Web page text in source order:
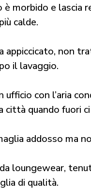
morbido e lascia
calde.
appiccicato, non
il lavaggio.
ufficio con l’aria
città quando fuori
addosso ma
loungewear,
di qualità.